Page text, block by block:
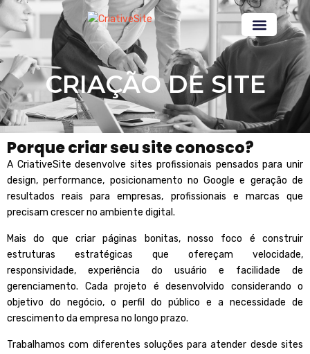
CRIAÇÃO DE SITE
Porque criar seu site conosco?
A CriativeSite desenvolve sites profissionais pensados para unir
design, performance, posicionamento no Google e geração de
resultados reais para empresas, profissionais e marcas que
precisam crescer no ambiente digital.
Mais do que criar páginas bonitas, nosso foco é construir
estruturas estratégicas que ofereçam velocidade,
responsividade, experiência do usuário e facilidade de
gerenciamento. Cada projeto é desenvolvido considerando o
objetivo do negócio, o perfil do público e a necessidade de
crescimento da empresa no longo prazo.
Trabalhamos com diferentes soluções para atender desde sites